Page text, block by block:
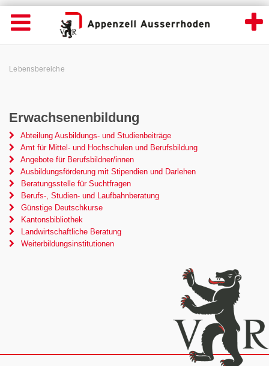
Lebensbereiche - Appenzell Ausserrhoden
Wichtige
Seiten
Home
Inhalt
Navigation öffnen
Inhalt
Pfadnavigation
Lebensbereiche
Erwachsenenbildung
Abteilung Ausbildungs- und Studienbeiträge
Amt für Mittel- und Hochschulen und Berufsbildung
Angebote für Berufsbildner/innen
Ausbildungsförderung mit Stipendien und Darlehen
Beratungsstelle für Suchtfragen
Berufs-, Studien- und Laufbahnberatung
Günstige Deutschkurse
Kantonsbibliothek
Landwirtschaftliche Beratung
Weiterbildungsinstitutionen